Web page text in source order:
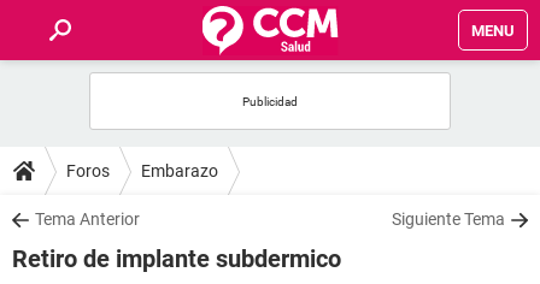
MENU
FOROS
SALUD
Foros Embarazo
Tema Anterior Siguiente Tema
Retiro de implante subdermico